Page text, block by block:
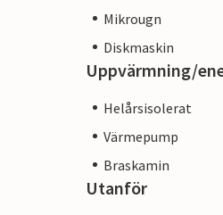
Mikrougn
Diskmaskin
Uppvärmning/
Helårsisolerat
Värmepump
Braskamin
Utanför